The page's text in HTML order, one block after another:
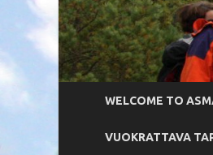
WELCOME TO
VUOKRATTAVA